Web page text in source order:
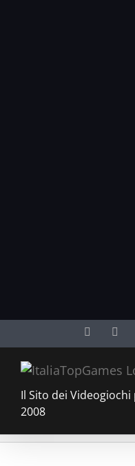
al
contenuto
Facebook
Il Sito dei
2008